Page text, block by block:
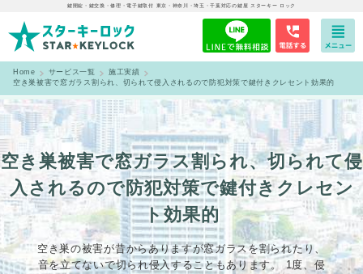
鍵開錠・鍵交換・修理・電子鍵取付 東京・神奈川・埼玉・千葉対応の鍵屋 スターキー ロック
Home サービス一覧
施工実績
空き巣被害で窓ガラス割られ、切られて侵入されるので防犯対策で鍵付きクレセント効果的
空き巣被害で窓ガラス割られ、切られて侵
入されるので防犯対策で鍵付きクレセン
ト効果的
空き巣の被害が昔からありますが窓ガラスを割られたり、
音を立てないで切られ侵入することもあります。 1度、侵